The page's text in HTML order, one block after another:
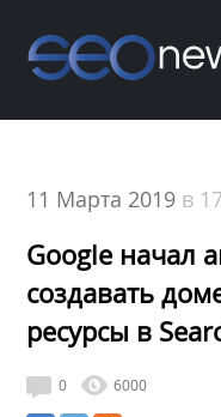
11 Марта 2019 в
Google начал
создавать
ресурсы в
0 6000